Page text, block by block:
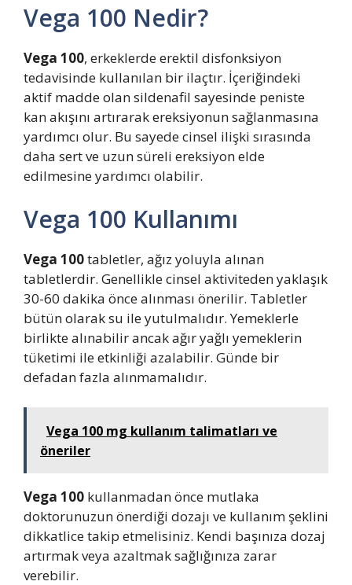
Vega 100 Nedir?
Vega 100, erkeklerde erektil disfonksiyon
tedavisinde kullanılan bir ilaçtır. İçeriğindeki
aktif madde olan sildenafil sayesinde peniste
kan akışını artırarak ereksiyonun sağlanmasına
yardımcı olur. Bu sayede cinsel ilişki sırasında
daha sert ve uzun süreli ereksiyon elde
edilmesine yardımcı olabilir.
Vega 100 Kullanımı
Vega 100tabletler, ağız yoluyla alınan
tabletlerdir. Genellikle cinsel aktiviteden yaklaşık
30-60 dakika önce alınması önerilir. Tabletler
bütün olarak su ile yutulmalıdır. Yemeklerle
birlikte alınabilir ancak ağır yağlı yemeklerin
tüketimi ile etkinliği azalabilir. Günde bir
defadan fazla alınmamalıdır.
Vega 100 mg kullanım talimatları ve
öneriler
Vega 100 kullanmadan önce mutlaka
doktorunuzun önerdiği dozajı ve kullanım şeklini
dikkatlice takip etmelisiniz. Kendi başınıza dozaj
artırmak veya azaltmak sağlığınıza zarar
verebilir.